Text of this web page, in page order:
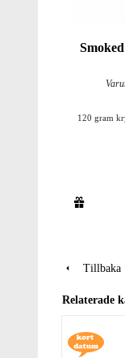
120 gram
Tillbaka
Relaterade